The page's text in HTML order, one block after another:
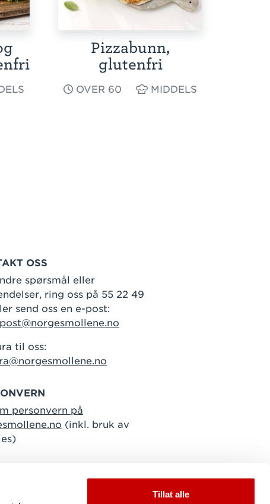
Tillat alle
Pizzabunn,
glutenfri
OVER 60 MIDDELS
OSS
spørsmål eller
ring oss på 55 22 49
send oss en e-post:
til oss:
personvern på
(inkl. bruk av